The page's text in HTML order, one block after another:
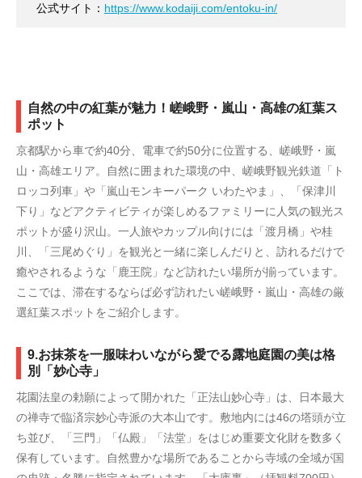
公式サイト： https://www.kodaiji.com/entoku-in/
自然の中の紅葉が魅力！嵯峨野・嵐山・高雄の紅葉ス
ポット
京都駅から車で約40分、電車で約50分に位置する、嵯峨野・嵐
山・高雄エリア。自然に囲まれた環境の中、嵯峨野観光鉄道「ト
ロッコ列車」や「嵐山モンキーパーク いわたやま」、「保津川
下り」などアクティビティが楽しめるファミリーに人気の観光ス
ポットが盛り沢山。一人旅やカップル向けには「渡月橋」や桂
川、「三尾めぐり」を観光と一緒に楽しんだりと、訪れるだけで
癒やされるような「鹿王院」など訪れたい場所が揃っています。
ここでは、滞在するならば必ず訪れたい嵯峨野・嵐山・高雄の厳
選紅葉スポットをご紹介します。
9.お抹茶を一服味わいながら愛でる露地庭園の美は格
別「妙心寺」
花園法皇の勅願によって開かれた「正法山妙心寺」は、日本最大
の禅寺で臨済宗妙心寺派の大本山です。敷地内には46の塔頭が立
ち並び、「三門」「仏殿」「法堂」をはじめ重要文化財を数多く
保有しています。自然豊かな場所であることから寺域の全域が国